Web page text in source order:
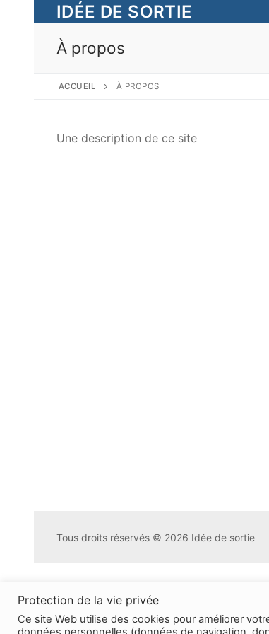
au
contenu
IDÉE DE SORTIE
À propos
ACCUEIL À PROPOS
Une description de ce site
Tous droits réservés © 2026 Idée de sortie
Protection de la vie privée
Ce site Web utilise des cookies pour améliorer